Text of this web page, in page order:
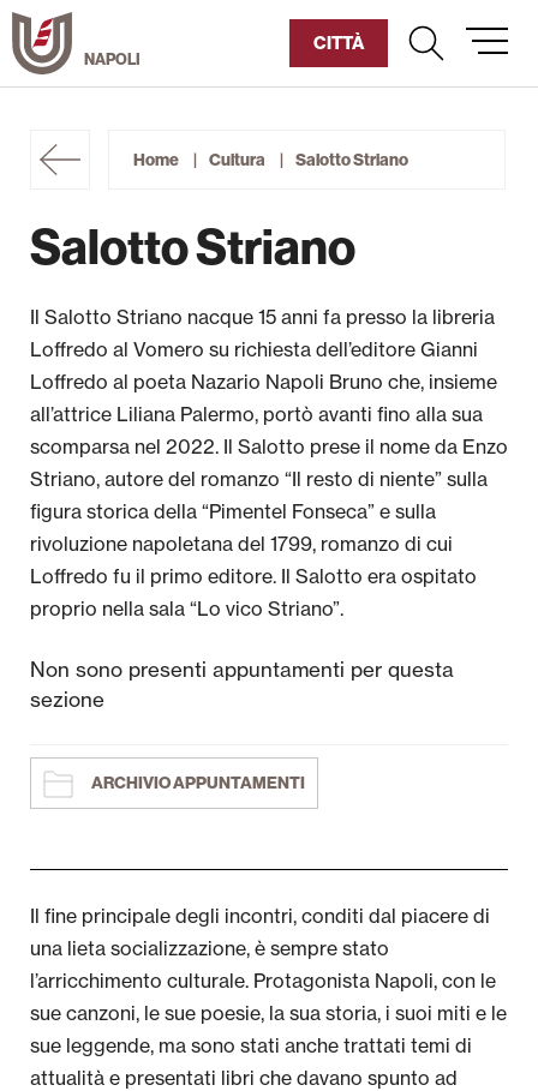
Vai
al
contenuto
CITTÀ
Home Cultura Salotto Striano
Salotto Striano
Il Salotto Striano nacque 15 anni fa presso la libreria
Loffredo al Vomero su richiesta dell’editore Gianni
Loffredo al poeta Nazario Napoli Bruno che, insieme
all’attrice Liliana Palermo, portò avanti fino alla sua
scomparsa nel 2022. Il Salotto prese il nome da Enzo
Striano, autore del romanzo “Il resto di niente” sulla
figura storica della “Pimentel Fonseca” e sulla
rivoluzione napoletana del 1799, romanzo di cui
Loffredo fu il primo editore. Il Salotto era ospitato
proprio nella sala “Lo vico Striano”.
Il fine principale degli incontri, conditi dal piacere di
una lieta socializzazione, è sempre stato
l’arricchimento culturale. Protagonista Napoli, con le
sue canzoni, le sue poesie, la sua storia, i suoi miti e le
sue leggende, ma sono stati anche trattati temi di
attualità e presentati libri che davano spunto ad
ARCHIVIO APPUNTAMENTI
Non sono presenti appuntamenti per questa
sezione
Sostienici
Chi siamo
Corsi Humaniter
Cultura
Sociale
Attività per le scuole
Formazione
Area Stampa